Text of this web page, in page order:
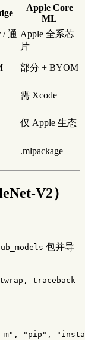
Apple Core
ML
/ 通 Apple 全系芯
片
部分 + BYOM
需 Xcode
仅 Apple 生态
.mlpackage
V2）
包并导
,
traceback
m" , "pip" ,